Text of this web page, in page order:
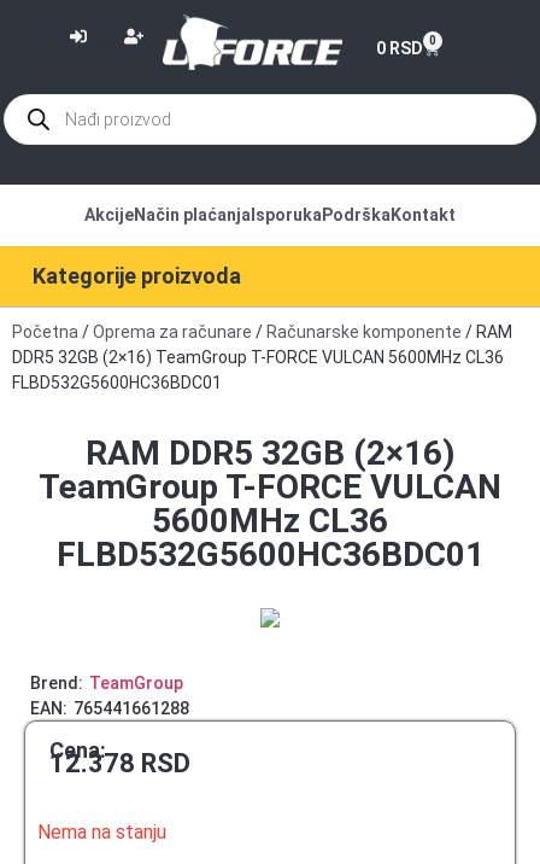
0 RSD 0
Kategorije proizvoda
AkcijeNačin plaćanja Isporuka Podrška Kontakt
Početna /Oprema za računare / Računarske komponente / RAM
DDR5 32GB (2×16) TeamGroup T-FORCE VULCAN 5600MHz CL36
FLBD532G5600HC36BDC01
RAM DDR5 32GB (2×16)
TeamGroup T-FORCE VULCAN
5600MHz CL36
FLBD532G5600HC36BDC01
Brend: TeamGroup
EAN: 765441661288
Cena:
12.378 RSD
Nema na stanju